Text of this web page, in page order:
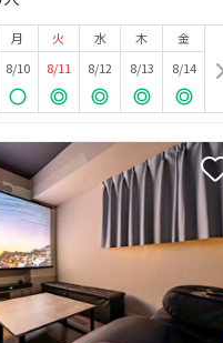
月
8/10
火
8/11
水
8/12
木
8/13
金
8/14